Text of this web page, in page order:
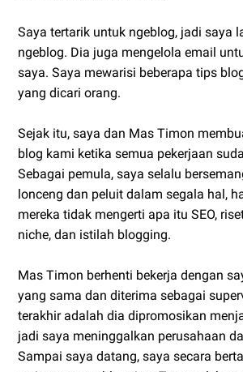
Saya tertarik untuk ngeblog, jadi saya
ngeblog. Dia juga mengelola email
saya. Saya mewarisi beberapa tips
yang dicari orang.
Sejak itu, saya dan Mas Timon
blog kami ketika semua pekerjaan
Sebagai pemula, saya selalu
lonceng dan peluit dalam segala hal,
mereka tidak mengerti apa itu SEO,
niche, dan istilah blogging.
Mas Timon berhenti bekerja dengan
yang sama dan diterima sebagai
terakhir adalah dia dipromosikan
jadi saya meninggalkan perusahaan
Sampai saya datang, saya secara